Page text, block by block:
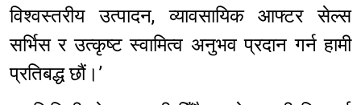
विश्वस्तरीय उत्पादन, व्यावसायिक आफ्टर सेल्स
सर्भिस र उत्कृष्ट स्वामित्व अनुभव प्रदान गर्न हामी
प्रतिबद्ध छौं।’